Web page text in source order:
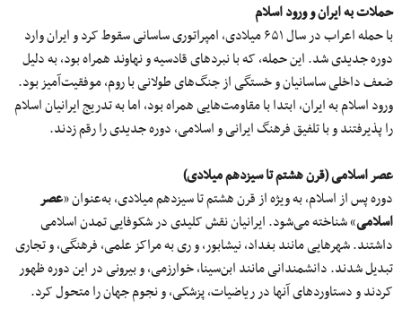
حملات به ایران و ورود اسلام
با حمله اعراب در سال ۶۵۱ میلادی، امپراتوری ساسانی سقوط کرد و ایران وارد
دوره جدیدی شد. این حمله، که با نبردهای قادسیه و نهاوند همراه بود، به دلیل
ضعف داخلی ساسانیان و خستگی از جنگ‌های طولانی با روم، موفقیت‌آمیز بود.
ورود اسلام به ایران، ابتدا با مقاومت‌هایی همراه بود، اما به‌ تدریج ایرانیان اسلام
را پذیرفتند و با تلفیق فرهنگ ایرانی و اسلامی، دوره جدیدی را رقم زدند.
عصر اسلامی (قرن هشتم تا سیزدهم میلادی)
دوره پس از اسلام، به‌ ویژه از قرن هشتم تا سیزدهم میلادی، به‌عنوان «عصر
اسلامی» شناخته می‌شود. ایرانیان نقش کلیدی در شکوفایی تمدن اسلامی
داشتند. شهرهایی مانند بغداد، نیشابور، و ری به مراکز علمی، فرهنگی، و تجاری
تبدیل شدند. دانشمندانی مانند ابن‌سینا، خوارزمی، و بیرونی در این دوره ظهور
کردند و دستاوردهای آنها در ریاضیات، پزشکی، و نجوم جهان را متحول کرد.